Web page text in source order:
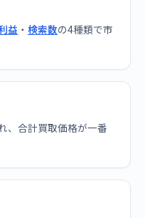
益 ・ 検索数の4種類で市
、合計買取価格が一番